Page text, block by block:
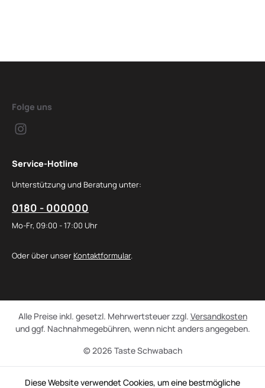
Folge uns
Service-Hotline
Unterstützung und Beratung unter:
0180 - 000000
Mo-Fr, 09:00 - 17:00 Uhr
Oder über unser Kontaktformular.
© 2026 Taste Schwabach
Alle Preise inkl. gesetzl. Mehrwertsteuer zzgl. Versandkosten
und ggf. Nachnahmegebühren, wenn nicht anders angegeben.
Diese Website verwendet Cookies, um eine bestmögliche